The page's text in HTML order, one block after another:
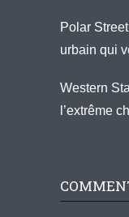
Polar
urbain qui
Western
l’extrême